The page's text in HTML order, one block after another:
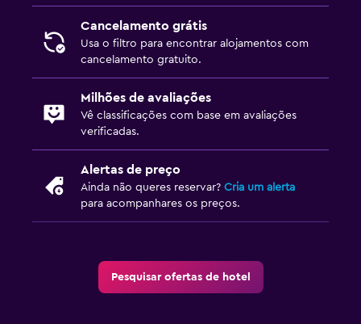
Cancelamento grátis
Usa o filtro para encontrar alojamentos com
cancelamento gratuito.
Milhões de avaliações
Vê classificações com base em avaliações
verificadas.
Alertas de preço
Ainda não queres reservar? Cria um alerta
para acompanhares os preços.
Pesquisar ofertas de hotel